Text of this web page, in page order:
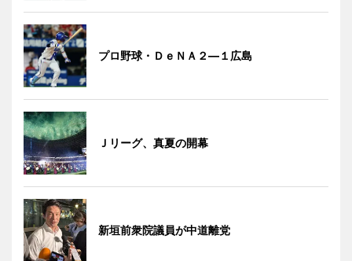
プロ野球・ＤｅＮＡ２―１広島
Ｊリーグ、真夏の開幕
新垣前衆院議員が中道離党